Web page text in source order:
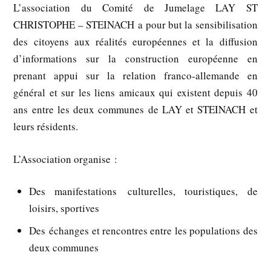
L’association du Comité de Jumelage LAY ST
CHRISTOPHE – STEINACH a pour but la sensibilisation
des citoyens aux réalités européennes et la diffusion
d’informations sur la construction européenne en
prenant appui sur la relation franco-allemande en
général et sur les liens amicaux qui existent depuis 40
ans entre les deux communes de LAY et STEINACH et
leurs résidents.
L’Association organise :
Des manifestations culturelles, touristiques, de
loisirs, sportives
Des échanges et rencontres entre les populations des
deux communes